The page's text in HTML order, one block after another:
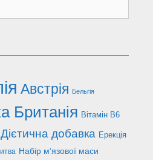
Австрія Бельгія
Британія Вітамін В6
Дієтична добавка Ерекція
Набір м’язової маси